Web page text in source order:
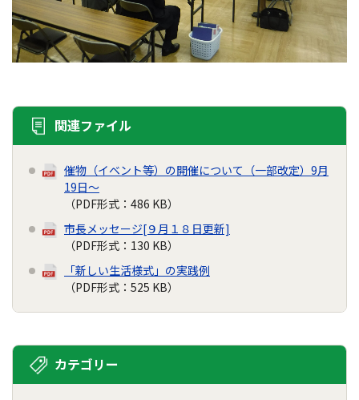
関連ファイル
催物（イベント等）の開催について（一部改定）9月
19日～
（PDF形式：486 KB）
市長メッセージ[９月１８日更新]
（PDF形式：130 KB）
「新しい生活様式」の実践例
（PDF形式：525 KB）
カテゴリー